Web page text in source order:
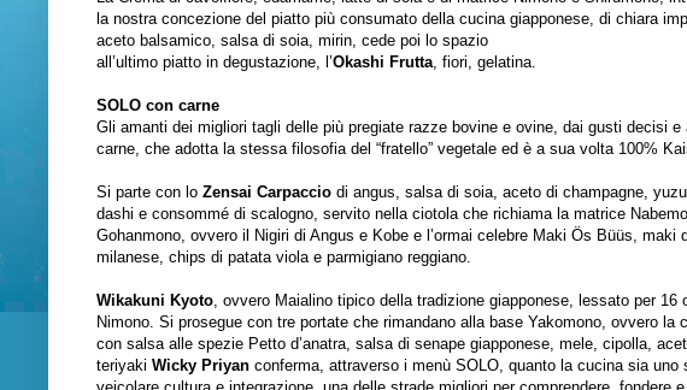
la nostra concezione del piatto più consumato della cucina giapponese, di chiara
aceto balsamico, salsa di soia, mirin, cede poi lo spazio
all’ultimo piatto in degustazione, l’Okashi Frutta , fiori, gelatina.
SOLO con carne
Gli amanti dei migliori tagli delle più pregiate razze bovine e ovine, dai gusti decisi
carne, che adotta la stessa filosofia del “fratello” vegetale ed è a sua volta 100%
Si parte con lo Zensai Carpaccio di angus, salsa di soia, aceto di champagne,
dashi e consommé di scalogno, servito nella ciotola che richiama la matrice
Gohanmono, ovvero il Nigiri di Angus e Kobe e l’ormai celebre Maki Ös Büüs,
milanese, chips di patata viola e parmigiano reggiano.
Wikakuni Kyoto , ovvero Maialino tipico della tradizione giapponese, lessato per
Nimono. Si prosegue con tre portate che rimandano alla base Yakomono, ovvero la
con salsa alle spezie Petto d’anatra, salsa di senape giapponese, mele, cipolla,
teriyaki Wicky Priyan conferma, attraverso i menù SOLO, quanto la cucina sia uno